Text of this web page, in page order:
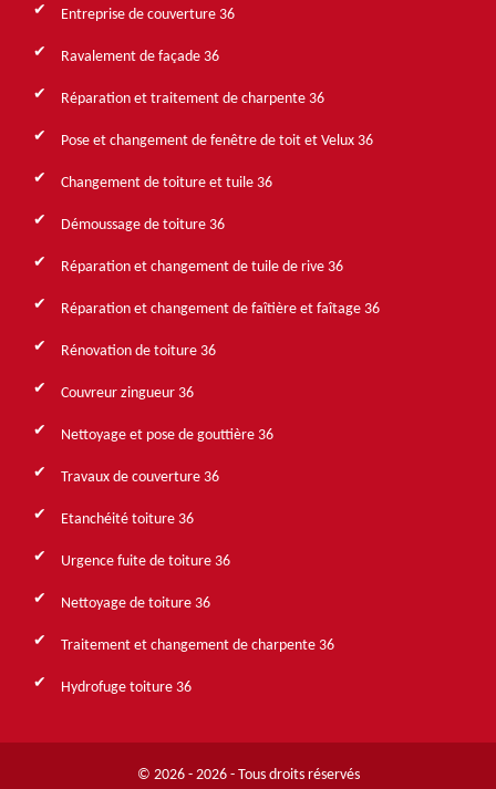
Entreprise de couverture 36
Ravalement de façade 36
Réparation et traitement de charpente 36
Pose et changement de fenêtre de toit et Velux 36
Changement de toiture et tuile 36
Démoussage de toiture 36
Réparation et changement de tuile de rive 36
Réparation et changement de faîtière et faîtage 36
Rénovation de toiture 36
Couvreur zingueur 36
Nettoyage et pose de gouttière 36
Travaux de couverture 36
Etanchéité toiture 36
Urgence fuite de toiture 36
Nettoyage de toiture 36
Traitement et changement de charpente 36
Hydrofuge toiture 36
© 2026 - 2026 - Tous droits réservés